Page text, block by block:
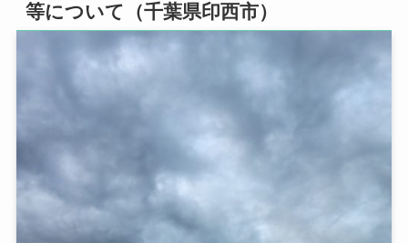
等について（千葉県印西市）